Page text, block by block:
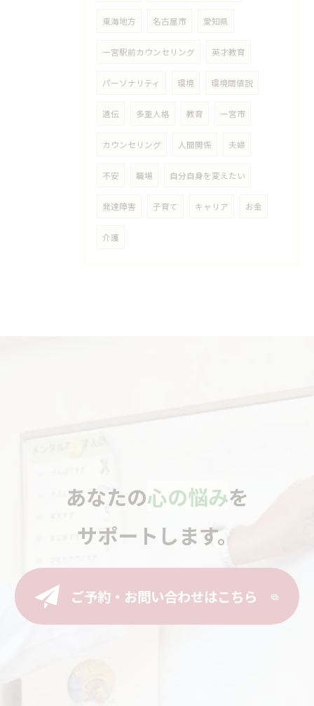
東海地方 名古屋市 愛知県
一宮駅前カウンセリング 英才教育
パーソナリティ 環境 環境閾値説
遺伝 多重人格 教育 一宮市
カウンセリング 人間関係 夫婦
不安 職場 自分自身を変えたい
発達障害 子育て キャリア お金
介護
あなたの心の悩みを
サポートします。
ご予約・お問い合わせはこちら